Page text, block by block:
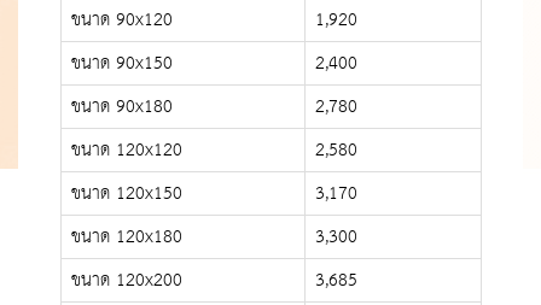
ขนาด 90x120
1,920
ขนาด 90x150
2,400
ขนาด 90x180
2,780
ขนาด 120x120
2,580
ขนาด 120x150
3,170
ขนาด 120x180
3,300
ขนาด 120x200
3,685